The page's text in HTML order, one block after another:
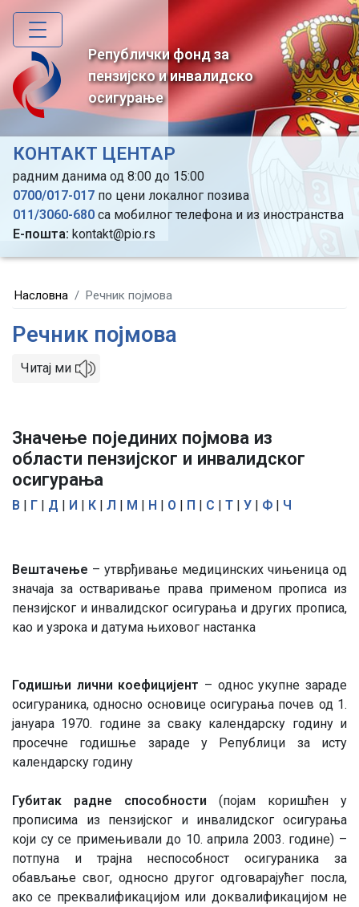
Skip
main
content
Републички фонд за
пензијско и инвалидско
осигурање
КОНТАКТ ЦЕНТАР
радним данима од 8:00 до 15:00
0700/017-017 по цени локалног позива
011/3060-680 са мобилног телефона и из иностранства
Е-пошта: kontakt@pio.rs
Насловна Речник појмова
Речник појмова
Читај ми
Значење појединих појмова из
области пензијског и инвалидског
осигурања
В | Г | Д | И | К | Л | М | Н | О | П | С | Т | У | Ф | Ч
Вештачење – утврђивање медицинских чињеница од
значаја за остваривање права применом прописа из
пензијског и инвалидског осигурања и других прописа,
као и узрока и датума њиховог настанка
Годишњи лични коефицијент – однос укупне зараде
осигураника, односно основице осигурања почев од 1.
јануара 1970. године за сваку календарску годину и
просечне годишње зараде у Републици за исту
календарску годину
Губитак радне способности (појам коришћен у
прописима из пензијског и инвалидског осигурања
који су се примењивали до 10. априла 2003. године) –
потпуна и трајна неспособност осигураника за
обављање свог, односно другог одговарајућег посла,
ако се преквалификацијом или доквалификацијом не